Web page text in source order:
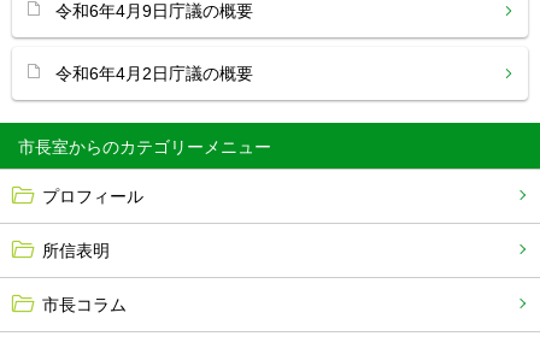
市長室から
プロフィール
所信表明
市長コラム
令和6年4月9日庁議の概要
令和6年4月2日庁議の概要